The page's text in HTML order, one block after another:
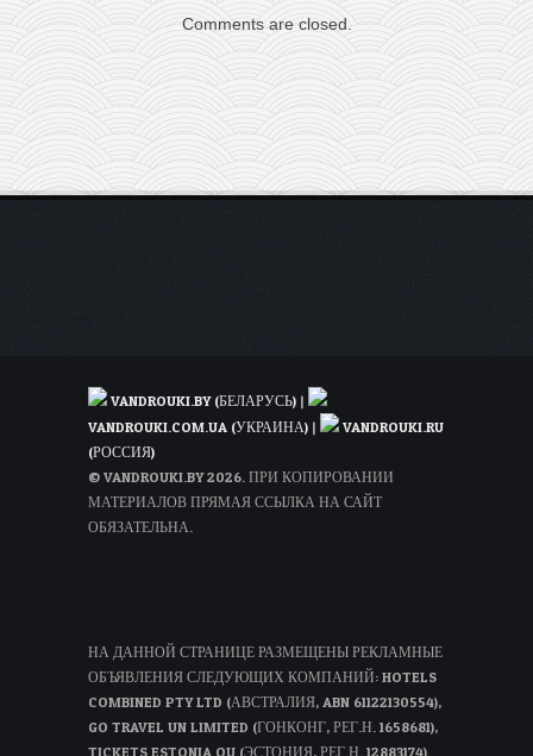
Венецию
всего
за
туда-
обратно
Comments are closed.
VANDROUKI.BY (БЕЛАРУСЬ) |
VANDROUKI.COM.UA (УКРАИНА) |
VANDROUKI.RU
(РОССИЯ)
© VANDROUKI.BY 2026. ПРИ КОПИРОВАНИИ
МАТЕРИАЛОВ ПРЯМАЯ ССЫЛКА НА САЙТ
ОБЯЗАТЕЛЬНА.
НА ДАННОЙ СТРАНИЦЕ РАЗМЕЩЕНЫ РЕКЛАМНЫЕ
ОБЪЯВЛЕНИЯ СЛЕДУЮЩИХ КОМПАНИЙ: HOTELS
COMBINED PTY LTD (АВСТРАЛИЯ, ABN 61122130554),
GO TRAVEL UN LIMITED (ГОНКОНГ, РЕГ.Н. 1658681),
TICKETS ESTONIA OU (ЭСТОНИЯ, РЕГ.Н. 12883174).